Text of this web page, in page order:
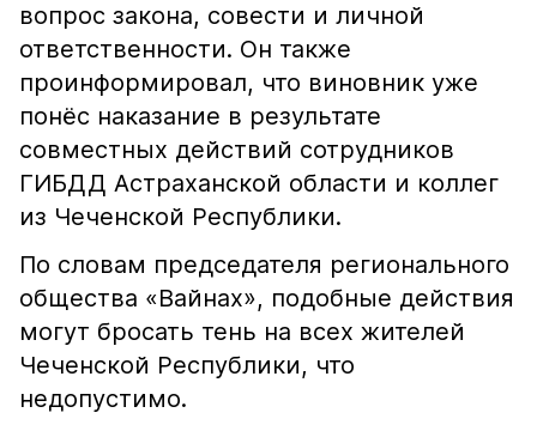
вопрос закона, совести и личной
ответственности. Он также
проинформировал, что виновник уже
понёс наказание в результате
совместных действий сотрудников
ГИБДД Астраханской области и коллег
из Чеченской Республики.
По словам председателя регионального
общества «Вайнах», подобные действия
могут бросать тень на всех жителей
Чеченской Республики, что
недопустимо.